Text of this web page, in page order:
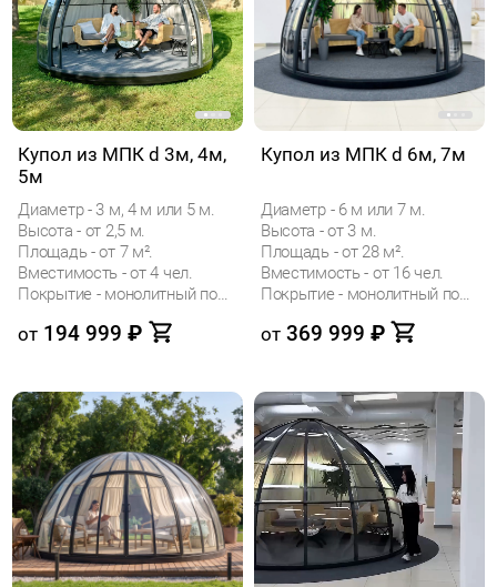
Купол из МПК d 3м, 4м,
5м
Диаметр - 3 м, 4 м или 5 м.
Высота - от 2,5 м.
Площадь - от 7 м².
Вместимость - от 4 чел.
Покрытие - монолитный поликарбонат (МПК)
от 194 999 ₽
Купол из МПК d 6м, 7м
Диаметр - 6 м или 7 м.
Высота - от 3 м.
Площадь - от 28 м².
Вместимость - от 16 чел.
от 369 999 ₽